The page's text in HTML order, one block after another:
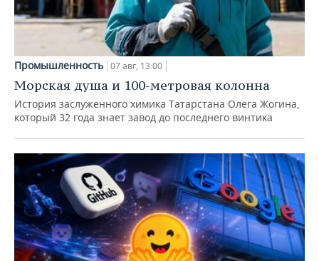
Промышленность 07 авг, 13:00
Морская душа и 100-метровая колонна
История заслуженного химика Татарстана Олега Жогина,
который 32 года знает завод до последнего винтика